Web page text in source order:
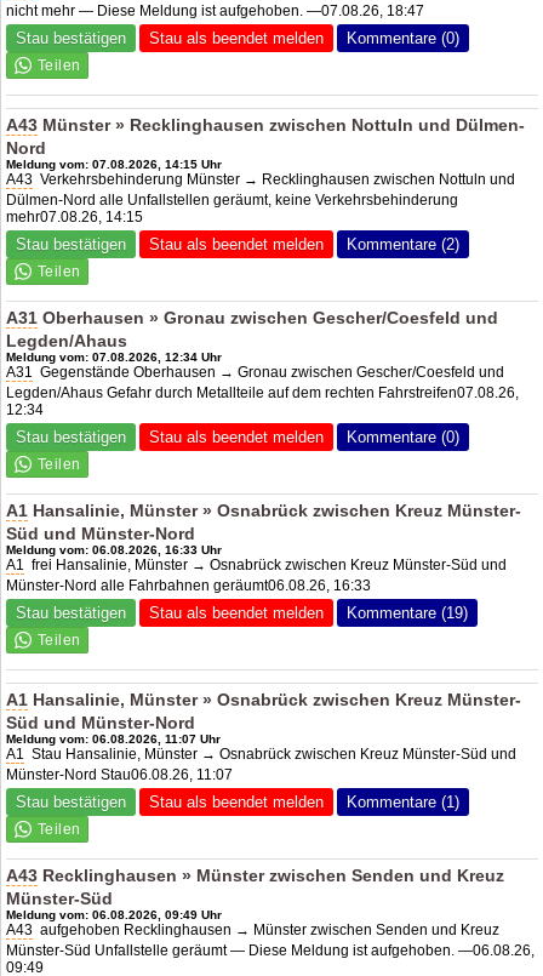
nicht mehr — Diese Meldung ist aufgehoben. —07.08.26, 18:47
Stau bestätigen Stau als beendet melden Kommentare (0)
A43 Münster » Recklinghausen zwischen Nottuln und Dülmen-
Nord
Meldung vom: 07.08.2026, 14:15 Uhr
A43 Verkehrsbehinderung Münster → Recklinghausen zwischen Nottuln und
Dülmen-Nord alle Unfallstellen geräumt, keine Verkehrsbehinderung
mehr07.08.26, 14:15
Stau bestätigen Stau als beendet melden Kommentare (2)
A31 Oberhausen » Gronau zwischen Gescher/Coesfeld und
Legden/Ahaus
Meldung vom: 07.08.2026, 12:34 Uhr
A31 Gegenstände Oberhausen → Gronau zwischen Gescher/Coesfeld und
Legden/Ahaus Gefahr durch Metallteile auf dem rechten Fahrstreifen07.08.26,
12:34
Stau bestätigen Stau als beendet melden Kommentare (0)
A1 Hansalinie, Münster » Osnabrück zwischen Kreuz Münster-
Süd und Münster-Nord
Meldung vom: 06.08.2026, 16:33 Uhr
A1 frei Hansalinie, Münster → Osnabrück zwischen Kreuz Münster-Süd und
Münster-Nord alle Fahrbahnen geräumt06.08.26, 16:33
Stau bestätigen Stau als beendet melden Kommentare (19)
A1 Hansalinie, Münster » Osnabrück zwischen Kreuz Münster-
Süd und Münster-Nord
Meldung vom: 06.08.2026, 11:07 Uhr
A1 Stau Hansalinie, Münster → Osnabrück zwischen Kreuz Münster-Süd und
Münster-Nord Stau06.08.26, 11:07
Stau bestätigen Stau als beendet melden Kommentare (1)
A43 Recklinghausen » Münster zwischen Senden und Kreuz
Münster-Süd
Meldung vom: 06.08.2026, 09:49 Uhr
A43 aufgehoben Recklinghausen → Münster zwischen Senden und Kreuz
Münster-Süd Unfallstelle geräumt — Diese Meldung ist aufgehoben. —06.08.26,
09:49